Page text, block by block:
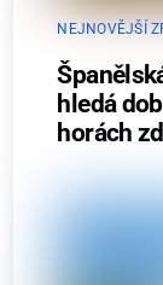
NEJNOVĚJŠÍ
hledá
horách